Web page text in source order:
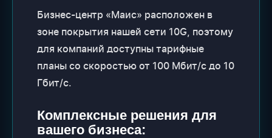
Бизнес-центр «Маис» расположен в
зоне покрытия нашей сети 10G, поэтому
для компаний доступны тарифные
планы со скоростью от 100 Мбит/с до 10
Гбит/с.
Комплексные решения для
вашего бизнеса: